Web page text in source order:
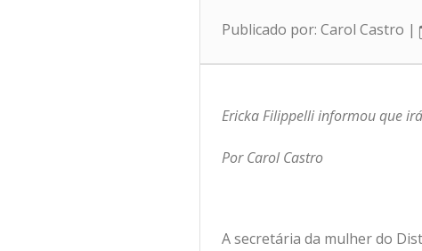
Publicado por: Carol Castro |
Ericka Filippelli informou que
Por Carol Castro
A secretária da mulher do